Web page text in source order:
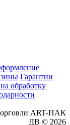
Гарантии
обработку
ART-ПАК
ДВ © 2026